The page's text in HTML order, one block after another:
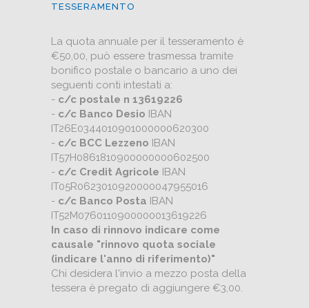
TESSERAMENTO
La quota annuale per il tesseramento è
€50,00, può essere trasmessa tramite
bonifico postale o bancario a uno dei
seguenti conti intestati a:
- c/c postale n 13619226
- c/c Banco Desio IBAN
IT26E0344010901000000620300
- c/c BCC Lezzeno IBAN
IT57H0861810900000000602500
- c/c Credit Agricole IBAN
IT05R0623010920000047955016
- c/c Banco Posta IBAN
IT52M0760110900000013619226
In caso di rinnovo indicare come
causale "rinnovo quota sociale
(indicare l'anno di riferimento)"
Chi desidera l'invio a mezzo posta della
tessera è pregato di aggiungere €3,00.